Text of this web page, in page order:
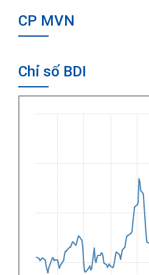
CP MVN
Chỉ số BDI